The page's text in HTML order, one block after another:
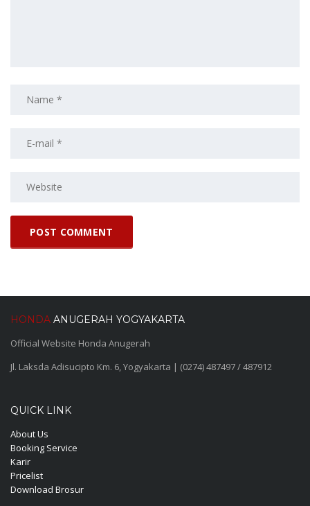
HONDA ANUGERAH YOGYAKARTA
Official Website Honda Anugerah
Jl. Laksda Adisucipto Km. 6, Yogyakarta | (0274) 487497 / 487912
QUICK LINK
About Us
Booking Service
Karir
Pricelist
Download Brosur